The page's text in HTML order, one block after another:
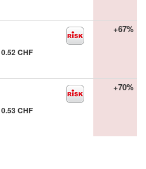
0.52 CHF
+67%
0.53 CHF
+70%